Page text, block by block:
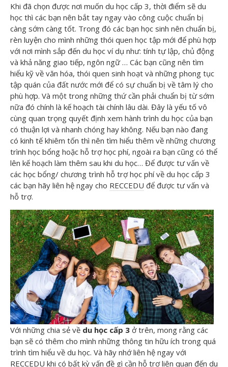
Khi đã chọn được nơi muốn du học cấp 3, thời điểm sẽ du
học thì các bạn nên bắt tay ngay vào công cuộc chuẩn bị
càng sớm càng tốt. Trong đó các bạn học sinh nên chuẩn bị,
rèn luyện cho mình những thói quen học tập mới để phù hợp
với nơi mình sắp đến du học ví dụ như: tính tự lập, chủ động
và khả năng giao tiếp, ngôn ngữ … Các bạn cũng nên tìm
hiểu kỹ về văn hóa, thói quen sinh hoạt và những phong tục
tập quán của đất nước mới để có sự chuẩn bị về tâm lý cho
phù hợp. Và một trong những thứ cần phải chuẩn bị từ sớm
nữa đó chính là kế hoạch tài chính lâu dài. Đây là yếu tố vô
cùng quan trọng quyết định xem hành trình du học của bạn
có thuận lợi và nhanh chóng hay không. Nếu bạn nào đang
có kinh tế khiêm tốn thì nên tìm hiểu thêm về những chương
trình học bổng hoặc hỗ trợ học phí, ngoài ra bạn cũng có thể
lên kế hoạch làm thêm sau khi du học… Để được tư vấn về
các học bổng/ chương trình hỗ trợ học phí về du học cấp 3
các bạn hãy liên hệ ngay cho RECCEDU để được tư vấn và
hỗ trợ.
Với những chia sẻ về du học cấp 3 ở trên, mong rằng các
bạn sẽ có thêm cho mình những thông tin hữu ích trong quá
trình tìm hiểu về du học. Và hãy nhớ liên hệ ngay với
RECCEDU khi có bất kỳ vấn đề gì cần hỗ trợ liên quan đến du